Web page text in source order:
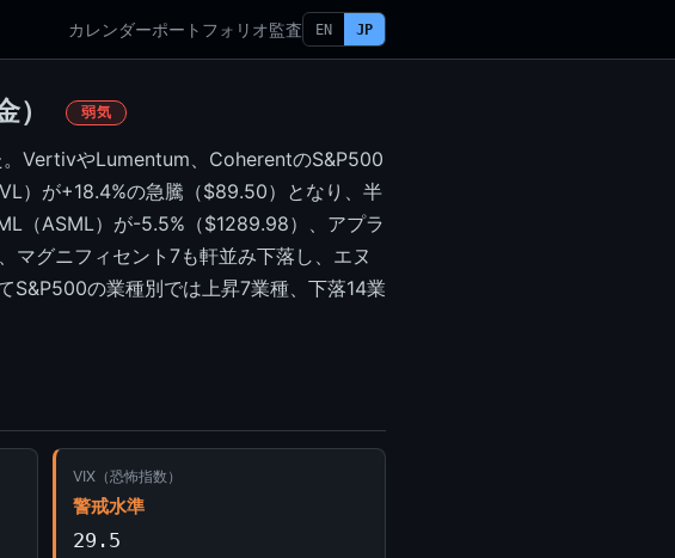
カレンダーポートフォリオ監査 EN JP
） 弱気
VertivやLumentum、CoherentのS&P500
）が+18.4%の急騰（$89.50）となり、半
（ASML）が-5.5%（$1289.98）、アプラ
グニフィセント7も軒並み下落し、エヌ
S&P500の業種別では上昇7業種、下落14業
VIX（恐怖指数）
警戒水準
29.5